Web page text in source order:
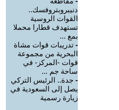
دنيبروبتروفسك..
القوات الروسية
تستهدف قطارا محملا
بمع ...
- تدريبات قوات مشاة
البحرية من مجموعة
قوات -المركز- في
ساحة جم ...
- جدة.. الرئيس التركي
يصل إلى السعودية في
زيارة رسمية